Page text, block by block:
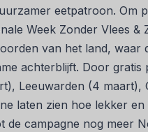
eetpatroon. Om
Week Zonder Vlees &
van het land, waar
achterblijft. Door
Leeuwarden (4 maart),
laten zien hoe lekker en
de campagne nog meer